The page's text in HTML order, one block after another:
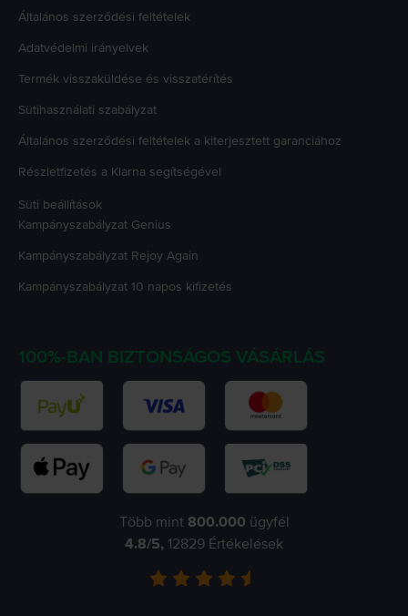
Általános szerződési feltételek
Adatvédelmi irányelvek
Termék visszaküldése és visszatérítés
Sütihasználati szabályzat
Általános szerződési feltételek a kiterjesztett garanciához
Részletfizetés a Klarna segítségével
Süti beállítások
Kampányszabályzat Genius
Kampányszabályzat Rejoy Again
Kampányszabályzat 10 napos kifizetés
100%-BAN BIZTONSÁGOS VÁSÁRLÁS
Több mint 800.000 ügyfél
4.8/5, 12829 Értékelések